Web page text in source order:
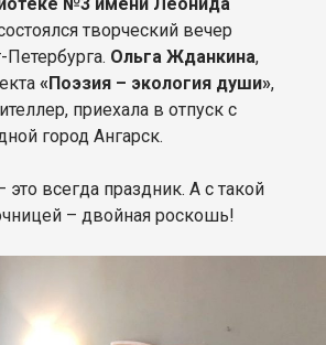
творческий вечер
Петербурга. Ольга Жданкина,
«Поэзия – экология души»,
приехала в отпуск с
город Ангарск.
это всегда праздник. А с такой
– двойная роскошь!